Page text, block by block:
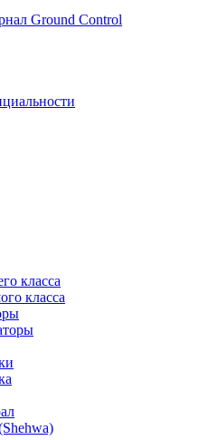
Ground Control
класса
класса